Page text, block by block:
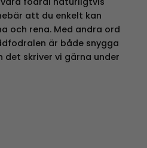
att du enkelt kan
och rena. Med andra ord
är både snygga
det skriver vi gärna under